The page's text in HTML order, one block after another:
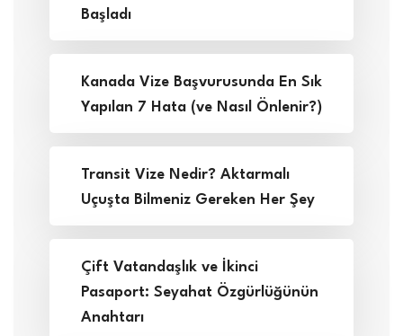
Başladı
Kanada Vize Başvurusunda En Sık
Yapılan 7 Hata (ve Nasıl Önlenir?)
Transit Vize Nedir? Aktarmalı
Uçuşta Bilmeniz Gereken Her Şey
Çift Vatandaşlık ve İkinci
Pasaport: Seyahat Özgürlüğünün
Anahtarı